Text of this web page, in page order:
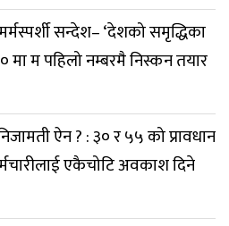
सन्देश– ‘देशको समृद्धिका
मा म पहिलो नम्बरमै निस्कन तयार
ऐन ? : ३० र ५५ को प्रावधान
एकैचोटि अवकाश दिने